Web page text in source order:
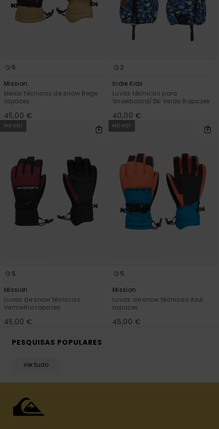
5
Mission
Meias técnicas de snow Bege
rapazes
45,00 €
2
Indie Kids
Luvas técnicas para
Snowboard/Ski Verde Rapazes
40,00 €
NOVO!
5
Mission
Luvas de snow técnicas
Vermelho rapazes
45,00 €
NOVO!
5
Mission
Luvas de snow técnicas Azul
rapazes
45,00 €
PESQUISAS POPULARES
Ver tudo